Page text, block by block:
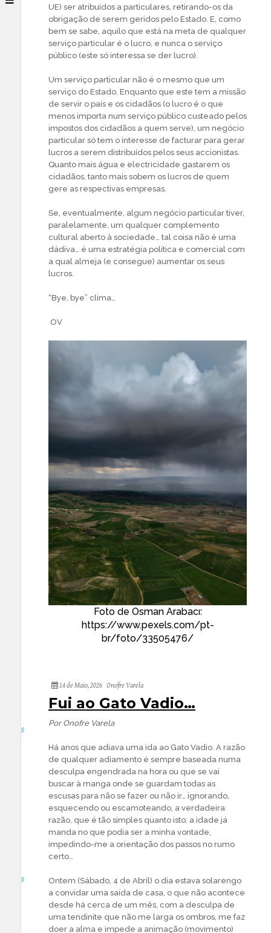
UE) ser atribuídos a particulares, retirando-os da
obrigação de serem geridos pelo Estado. E, como
bem se sabe, aquilo que está na meta de qualquer
serviço particular é o lucro, e nunca o serviço
público (este só interessa se der lucro).
Um serviço particular não é o mesmo que um
serviço do Estado. Enquanto que este tem a missão
de servir o país e os cidadãos (o lucro é o que
menos importa num serviço público custeado pelos
impostos dos cidadãos a quem serve), um negócio
particular só tem o interesse de facturar para gerar
lucros a serem distribuídos pelos seus accionistas.
Quanto mais água e electricidade gastarem os
cidadãos, tanto mais sobem os lucros de quem
gere as respectivas empresas.
Se, eventualmente, algum negócio particular tiver,
paralelamente, um qualquer complemento
cultural aberto à sociedade… tal coisa não é uma
dádiva… é uma estratégia política e comercial com
a qual almeja (e consegue) aumentar os seus
lucros.
“Bye, bye” clima…
OV
Foto de Osman Arabacı:
https://www.pexels.com/pt-
br/foto/33505476/
14 de Maio, 2026 Onofre Varela
Fui ao Gato Vadio…
Por Onofre Varela
Há anos que adiava uma ida ao Gato Vadio. A razão
de qualquer adiamento é sempre baseada numa
desculpa engendrada na hora ou que se vai
buscar à manga onde se guardam todas as
escusas para não se fazer ou não ir… ignorando,
esquecendo ou escamoteando, a verdadeira
razão, que é tão simples quanto isto: a idade já
manda no que podia ser a minha vontade,
impedindo-me a orientação dos passos no rumo
certo…
Ontem (Sábado, 4 de Abril) o dia estava solarengo
a convidar uma saída de casa, o que não acontece
desde há cerca de um mês, com a desculpa de
uma tendinite que não me larga os ombros, me faz
doer a alma e impede a animação (movimento)